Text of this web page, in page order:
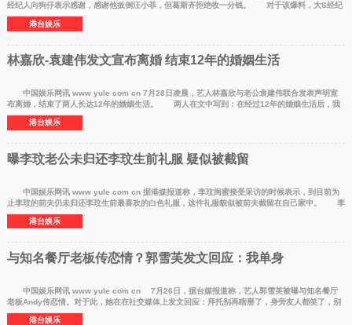
经纪人向狗仔表示感谢，感谢他扳倒汪小菲，但葛斯齐拒绝收一分钱。 对于该爆料，大S经纪
人7月27日
港台娱乐
林嘉欣-袁建伟发文宣布离婚 结束12年的婚姻生活
中国娱乐网讯 www yule com cn 7月28日凌晨，艺人林嘉欣与老公袁建伟联合发表声明宣
布离婚，结束了两人长达12年的婚姻生活。 两人在文中写到：在经过12年的婚姻生活后，我
们无奈地认定
港台娱乐
曝李玟老公未归还李玟生前礼服 疑似被截留
中国娱乐网讯 www yule com cn 据港媒报道称，李玟闺蜜接受采访的时候表示，到目前为
止李玟的前夫仍未归还李玟生前最喜欢的白色礼服，这件礼服貌似被前夫截留在自己家中。 李
玟的闺蜜表
港台娱乐
与知名餐厅老板传恋情？郭雪芙发文回应：我单身
中国娱乐网讯 www yule com cn 7月26日，据台媒报道称，艺人郭雪芙被曝与知名餐厅
老板Andy传恋情。对于此，她在在社交媒体上发文回应：拜托别再瞎掰了，身旁友人都笑了，别
再帮我跟我的朋
港台娱乐